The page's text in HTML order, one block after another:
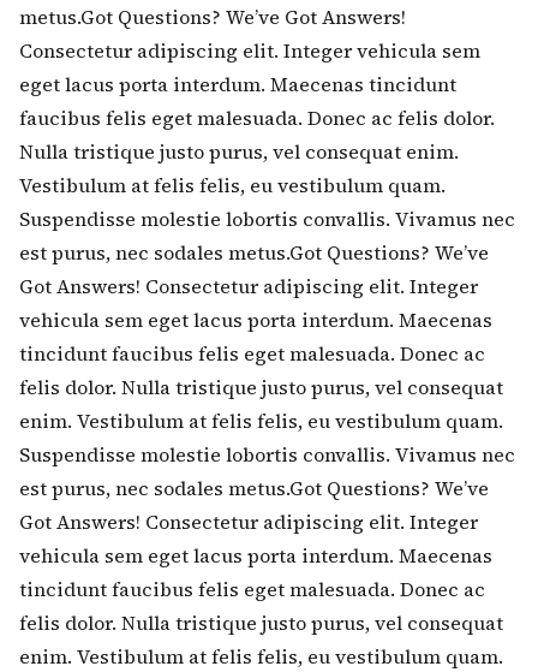
metus.Got Questions? We’ve Got Answers!
Consectetur adipiscing elit. Integer vehicula sem
eget lacus porta interdum. Maecenas tincidunt
faucibus felis eget malesuada. Donec ac felis dolor.
Nulla tristique justo purus, vel consequat enim.
Vestibulum at felis felis, eu vestibulum quam.
Suspendisse molestie lobortis convallis. Vivamus nec
est purus, nec sodales metus.Got Questions? We’ve
Got Answers! Consectetur adipiscing elit. Integer
vehicula sem eget lacus porta interdum. Maecenas
tincidunt faucibus felis eget malesuada. Donec ac
felis dolor. Nulla tristique justo purus, vel consequat
enim. Vestibulum at felis felis, eu vestibulum quam.
Suspendisse molestie lobortis convallis. Vivamus nec
est purus, nec sodales metus.Got Questions? We’ve
Got Answers! Consectetur adipiscing elit. Integer
vehicula sem eget lacus porta interdum. Maecenas
tincidunt faucibus felis eget malesuada. Donec ac
felis dolor. Nulla tristique justo purus, vel consequat
enim. Vestibulum at felis felis, eu vestibulum quam.